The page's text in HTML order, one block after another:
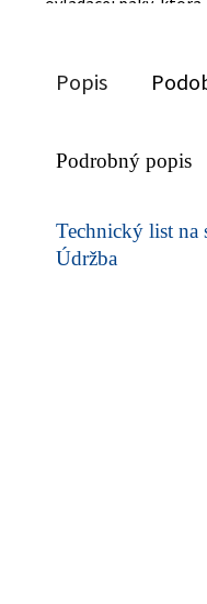
Popis
Podrobný popis
Technický list na
Údržba